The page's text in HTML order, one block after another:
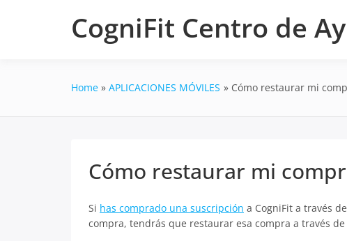
CogniFit Centro de
Home APLICACIONES MÓVILES Cómo restaurar mi
Cómo restaurar mi
Si has comprado una suscripción a CogniFit a través
compra, tendrás que restaurar esa compra a través